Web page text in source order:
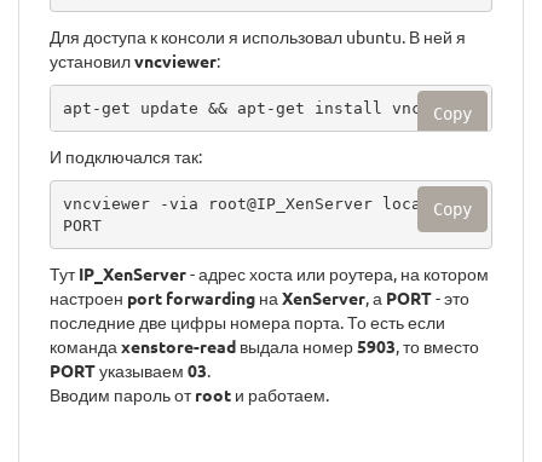
Для доступа к консоли я использовал ubuntu. В ней я
установилvncviewer:
apt-get update && apt-get install vncviewer
Copy
И подключался так:
vncviewer -via root@IP_XenServer localhost:
PORT
Copy
ТутIP_XenServer- адрес хоста или роутера, на котором
настроен port forwarding на XenServer, а PORT- это
последние две цифры номера порта. То есть если
команда xenstore-read выдала номер5903, то вместо
PORTуказываем 03.
Вводим пароль отroot и работаем.